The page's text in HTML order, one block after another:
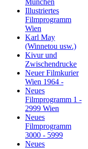
Illustriertes
Filmprogramm
Wien
Karl May
(Winnetou usw.)
Kivur und
Zwischendrucke
Neuer Filmkurier
Wien 1964 -
Neues
Filmprogramm 1 -
2999 Wien
Neues
Filmprogramm
3000 - 5999
Neues